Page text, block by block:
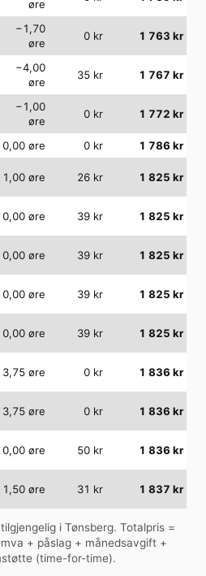
øre
−1,70
øre
0 kr 1 763 kr
−4,00
øre
35 kr 1 767 kr
−1,00
øre
0 kr 1 772 kr
0,00 øre 0 kr 1 786 kr
1,00 øre 26 kr 1 825 kr
0,00 øre 39 kr 1 825 kr
0,00 øre 39 kr 1 825 kr
0,00 øre 39 kr 1 825 kr
0,00 øre 39 kr 1 825 kr
3,75 øre 0 kr 1 836 kr
3,75 øre 0 kr 1 836 kr
0,00 øre 50 kr 1 836 kr
1,50 øre 31 kr 1 837 kr
i Tønsberg. Totalpris =
+ påslag + månedsavgift +
(time-for-time).